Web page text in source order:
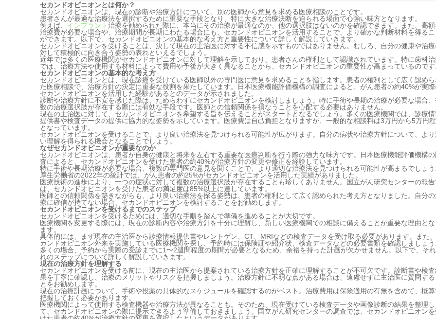
セカンドオピニオンとは何か？
セカンドオピニオンは、現在の診断や治療方針について、別の医師から意見を求める医療相談のことです。
患者さんが最適な治療法を選択するために重要な手段となり、特に大きな治療決断を迫られる場面で心強い味方となります。
例えば、 インプラント治療を勧められた際に、本当にその治療が最適なのか、他の選択肢はないのかを確認できます。また、高
治療費が必要な場合や、治療期間が長期にわたる場合にも、セカンドオピニオンを活用することで、より確かな判断材料を得る
ができます。以下で、セカンドオピニオンの基本的な考え方と重要性について詳しく解説していきます。
セカンドオピニオンを受けることは、決して現在の主治医に対する不信感を示すものではありません。むしろ、自分の健康や治
対して積極的に向き合う姿勢の表れといえるでしょう。
近年では多くの医療機関がセカンドオピニオンに対して理解を示しており、患者さんの権利として認識されています。特に歯科
では、治療方法や使用する材料によって費用や予後が大きく異なることから、セカンドオピニオンの重要性が高まっているので
セカンドオピニオンの基本的な考え方
セカンドオピニオンとは、現在診療を受けている医師以外の専門医に意見を求めることを指します。患者の権利として広く認め
た医療相談で、治療方針の決定に重要な役割を果たしています。日本医療機能評価機構の調査によると、がん患者の約40%が実
セカンドオピニオンを活用した経験があるとのデータが示されました。
診断や治療方針に不安を感じた際は、ためらわずにセカンドオピニオンを検討しましょう。特に手術や長期の治療が必要な場合
数の治療選択肢が存在する際には有効な手段です。医師との信頼関係を損なうことを心配する必要はありません。
現在の主治医に対して、セカンドオピニオンを希望する旨を伝えることがスタートとなるでしょう。多くの医療機関では、診療
提供書や検査データの提供に協力的な姿勢を示しています。医療費は自己負担となりますが、一般的な相談料は3万円から5万円
となっています。
セカンドオピニオンを受けることで、より良い治療法を見つけられる可能性が広がります。自分の病状や治療方針について、よ
い理解を得られる機会となることでしょう。
なぜセカンドオピニオンが重要なのか
セカンドオピニオンは、患者が自身の健康と将来を左右する重要な医療判断を行う際の強力な味方です。日本医療機能評価機構
査によると、セカンドオピニオンを受けた患者の約40%が治療方針の変更や修正を経験しています。
特に手術や長期治療が必要な場合、複数の専門医の意見を聞くことで、より適切な治療法を見つけられる可能性が高まるでしょ
厚生労働省の2022年の統計では、がん患者の約25%がセカンドオピニオンを活用した実績がありました。
医療技術の進歩により、一つの症状に対して複数の治療選択肢が存在することも珍しくありません。国立がん研究センターの報
は、セカンドオピニオンを受けた患者の満足度は85%以上に達しています。
医師との信頼関係を築きながらも、より良い治療法を探る姿勢は、患者の権利として広く認められた考え方となりました。自分
療に確信が持てない場合、セカンドオピニオンを検討することをお勧めします。
セカンドオピニオンを受けるまでのステップ
セカンドオピニオンを受けるためには、適切な手順を踏んで準備を進めることが大切です。
医療機関を変更する際には、現在の診断内容や治療方針を十分に理解し、新しい医療機関での相談に備えることが重要な理由と
ます。
具体的には、まず現在の主治医から診療情報提供書やレントゲン、CT、MRIなどの検査データを受け取る必要があります。また
カンドオピニオン外来を実施している医療機関を探し、予約時には保険証や紹介状、検査データなどの必要書類を確認しましょ
多くの場合、予約から実際の受診までに1〜2週間程度の期間が必要となるため、余裕を持った計画が欠かせません。以下で、そ
れのステップについて詳しく解説していきます。
現在の治療方針を理解する
セカンドオピニオンを受ける前に、現在の主治医から提案されている治療方針を正確に理解することが不可欠です。診断書や検
果を丁寧に確認し、治療のメリットやリスクを把握しましょう。治療方針に不明な点がある場合は、遠慮せずに主治医に質問す
とをお勧めします。
現在の治療計画について、手術や投薬の具体的なスケジュールを確認するのがベスト。治療費用は保険適用の有無を含めて、概
把握しておく必要があります。
医療機関によって使用する検査機器や治療方法が異なることも。そのため、現在受けている検査データや画像診断の結果を整理し
て、セカンドオピニオンの際に提示できるよう準備しておきましょう。国立がん研究センターの調査では、セカンドオピニオン